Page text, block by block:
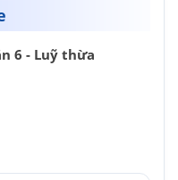
6 - Luỹ thừa